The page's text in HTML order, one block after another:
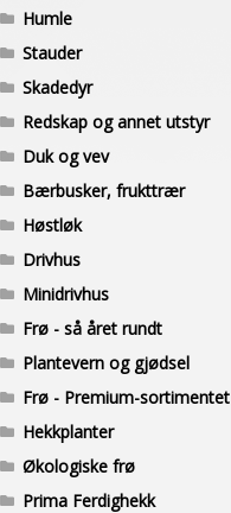
Humle
Stauder
Skadedyr
Redskap og annet utstyr
Duk og vev
Bærbusker, frukttrær
Høstløk
Drivhus
Minidrivhus
Frø - så året rundt
Plantevern og gjødsel
Frø - Premium-sortimentet
Hekkplanter
Økologiske frø
Prima Ferdighekk